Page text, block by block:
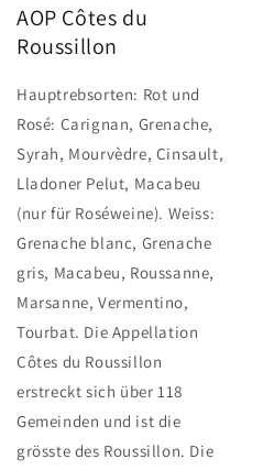
AOP Côtes du
Roussillon
Hauptrebsorten: Rot und
Rosé: Carignan, Grenache,
Syrah, Mourvèdre, Cinsault,
Lladoner Pelut, Macabeu
(nur für Roséweine). Weiss:
Grenache blanc, Grenache
gris, Macabeu, Roussanne,
Marsanne, Vermentino,
Tourbat. Die Appellation
Côtes du Roussillon
erstreckt sich über 118
Gemeinden und ist die
grösste des Roussillon. Die